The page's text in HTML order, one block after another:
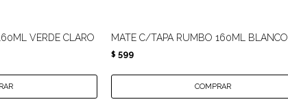
VERDE CLARO MATE C/TAPA RUMBO 160ML BLANCO
$ 599